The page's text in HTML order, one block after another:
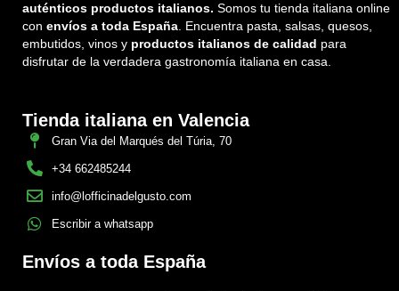
auténticos productos italianos. Somos tu tienda italiana online
con envíos a toda España. Encuentra pasta, salsas, quesos,
embutidos, vinos y productos italianos de calidad para
disfrutar de la verdadera gastronomía italiana en casa.
Tienda italiana en Valencia
Gran Via del Marqués del Túria, 70
+34 662485244
info@lofficinadelgusto.com
Escribir a whatsapp
Envíos a toda España